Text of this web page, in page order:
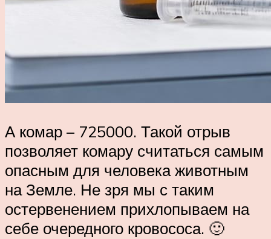
А комар – 725000. Такой отрыв
позволяет комару считаться самым
опасным для человека животным
на Земле. Не зря мы с таким
остервенением прихлопываем на
себе очередного кровососа. 🙂